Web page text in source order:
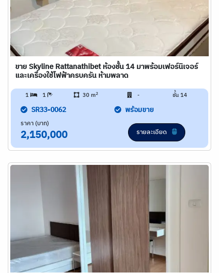
ขาย Skyline Rattanathibet ห้องชั้น 14 มาพร้อมเฟอร์นิเจอร์
และเครื่องใช้ไฟฟ้าครบครัน ห้ามพลาด
1 1 30 m2 - ชั้น 14
SR33-0062 พร้อมขาย
ราคา (บาท)
2,150,000 รายละเอียด